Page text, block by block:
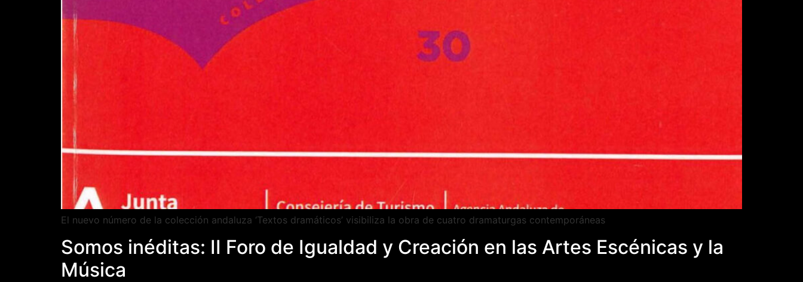
El nuevo número de la colección andaluza ‘Textos dramáticos’ visibiliza la obra de cuatro dramaturgas contemporáneas
Somos inéditas: II Foro de Igualdad y Creación en las Artes Escénicas y la
Música